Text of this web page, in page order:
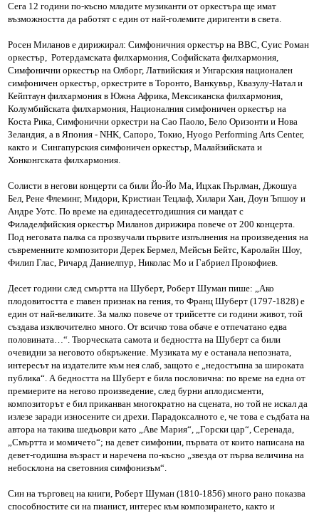
Сега 12 години по-късно младите музиканти от оркестъра ще имат
възможността да работят с един от най-големите диригенти в света.
Росен Миланов е дирижирал: Симфоничния оркестър на BBC, Суис Роман
оркестър, Ротердамската филхармония, Софийската филхармония,
Симфонични оркестър на Олборг, Латвийския и Унгарския национален
симфоничен оркестър, оркестрите в Торонто, Ванкувър, Квазулу-Натал и
Кейптаун филхармония в Южна Африка, Мексиканска филхармония,
Колумбийската филхармония, Националния симфоничен оркестър на
Коста Рика, Симфонични оркестри на Сао Паоло, Бело Оризонти и Нова
Зеландия, а в Япония - NHK, Сапоро, Токио, Hyogo Performing Arts Center,
както и Сингапурския симфоничен оркестър, Малайзийската и
Хонконгската филхармония.
Солисти в негови концерти са били Йо-Йо Ма, Ицхак Пърлман, Джошуа
Бел, Рене Флеминг, Мидори, Кристиан Тецлаф, Хилари Хан, Доун Ъпшоу и
Андре Уотс. По време на единадесетгодишния си мандат с
Филаделфийския оркестър Миланов дирижира повече от 200 концерта.
Под неговата палка са прозвучали първите изпълнения на произведения на
съвременните композитори Дерек Бермел, Мейсън Бейтс, Каролайн Шоу,
Филип Глас, Ричард Даниелпур, Николас Мо и Габриел Прокофиев.
Десет години след смъртта на Шуберт, Роберт Шуман пише: „Ако
плодовитостта е главен признак на гения, то Франц Шуберт (1797-1828) е
един от най-великите. За малко повече от трийсетте си години живот, той
създава изключително много. От всичко това обаче е отпечатано едва
половината…“. Творческата самота и бедността на Шуберт са били
очевидни за неговото обкръжение. Музиката му е останала непозната,
интересът на издателите към нея слаб, защото е „недостъпна за широката
публика“. А бедността на Шуберт е била пословична: по време на една от
премиерите на негово произведение, след бурни аплодисменти,
композиторът е бил приканван многократно на сцената, но той не искал да
излезе заради износените си дрехи. Парадоксалното е, че това е съдбата на
автора на такива шедьоври като „Аве Мария“, „Горски цар“, Серенада,
„Смъртта и момичето“; на девет симфонии, първата от които написана на
девет-годишна възраст и наречена по-късно „звезда от първа величина на
небосклона на световния симфонизъм“.
Син на търговец на книги, Роберт Шуман (1810-1856) много рано показва
способностите си на пианист, интерес към композирането, както и